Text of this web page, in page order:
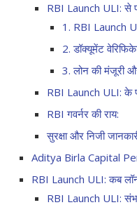
RBI Launch ULI: से
1. RBI Launch
2. डॉक्यूमेंट
3. लोन की मंजूरी
RBI Launch ULI: के
RBI गवर्नर की राय:
सुरक्षा और निजी
Aditya Birla Capital
RBI Launch ULI: कब
RBI Launch ULI: